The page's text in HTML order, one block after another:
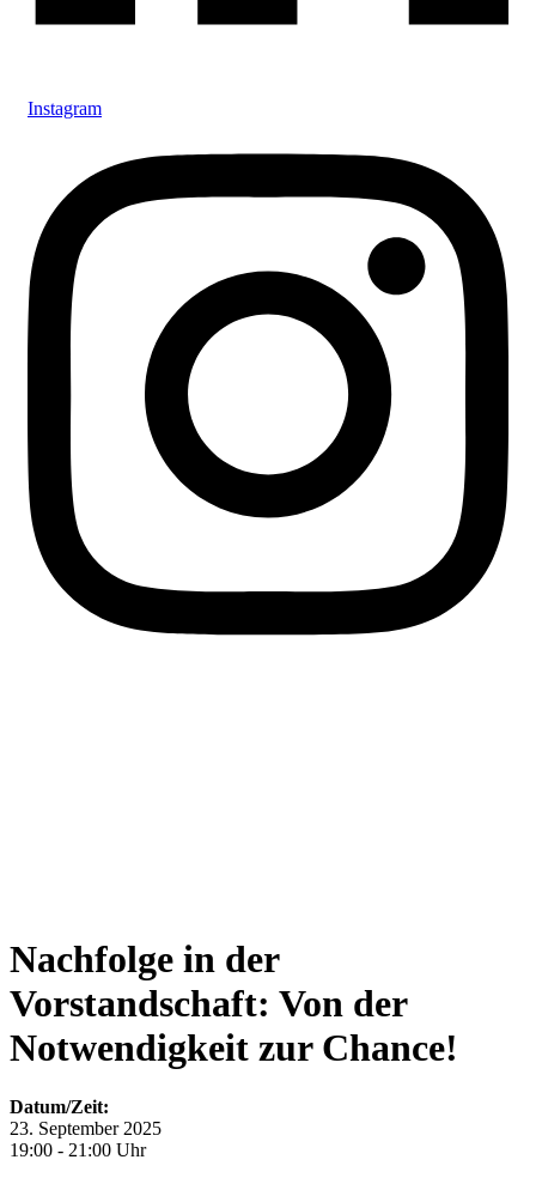
Instagram
Nachfolge in der
Vorstandschaft: Von der
Notwendigkeit zur Chance!
Datum/Zeit:
23. September 2025
19:00 - 21:00 Uhr